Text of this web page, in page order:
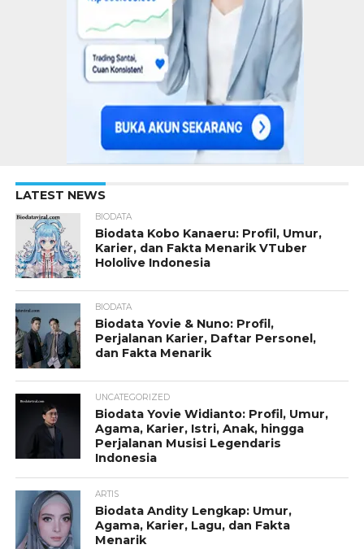
LATEST NEWS
BIODATA
Biodata Kobo Kanaeru: Profil, Umur,
Karier, dan Fakta Menarik VTuber
Hololive Indonesia
BIODATA
Biodata Yovie & Nuno: Profil,
Perjalanan Karier, Daftar Personel,
dan Fakta Menarik
UNCATEGORIZED
Biodata Yovie Widianto: Profil, Umur,
Agama, Karier, Istri, Anak, hingga
Perjalanan Musisi Legendaris
Indonesia
ARTIS
Biodata Andity Lengkap: Umur,
Agama, Karier, Lagu, dan Fakta
Menarik